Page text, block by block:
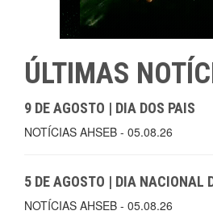
ÚLTIMAS
9 DE AGOSTO | DIA DOS PAIS
NOTÍCIAS AHSEB - 05.08.26
5 DE AGOSTO | DIA NACIONAL
NOTÍCIAS AHSEB - 05.08.26